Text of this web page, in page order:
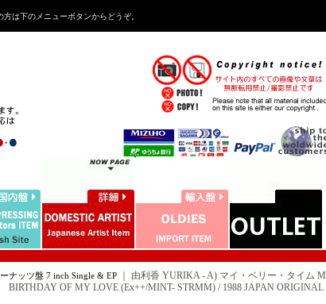
は下のメニューボタンからどうぞ。
ッツ盤 7 inch Single & EP
由利香 YURIKA - A) マイ・ベリー・タイム M
OF MY LOVE (Ex++/MINT- STRMM) / 1988 JAPAN ORIGINAL